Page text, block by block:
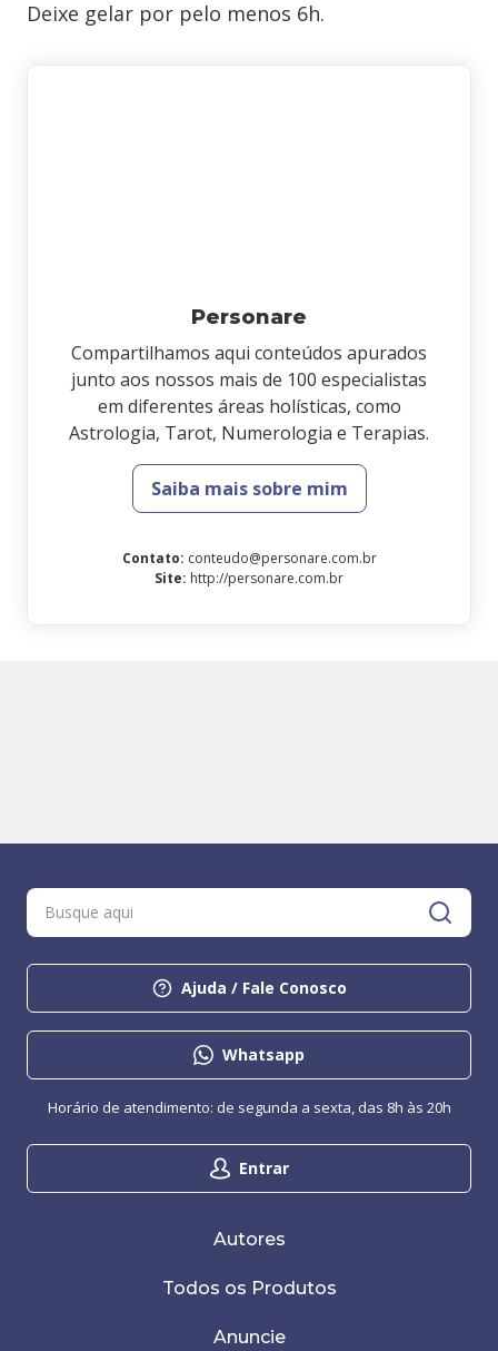
Deixe gelar por pelo menos 6h.
Personare
Compartilhamos aqui conteúdos apurados
junto aos nossos mais de 100 especialistas
em diferentes áreas holísticas, como
Astrologia, Tarot, Numerologia e Terapias.
Saiba mais sobre mim
Contato: conteudo@personare.com.br
Site: http://personare.com.br
Ajuda / Fale Conosco
Whatsapp
Entrar
Horário de atendimento: de segunda a sexta, das 8h às 20h
Autores
Todos os Produtos
Anuncie